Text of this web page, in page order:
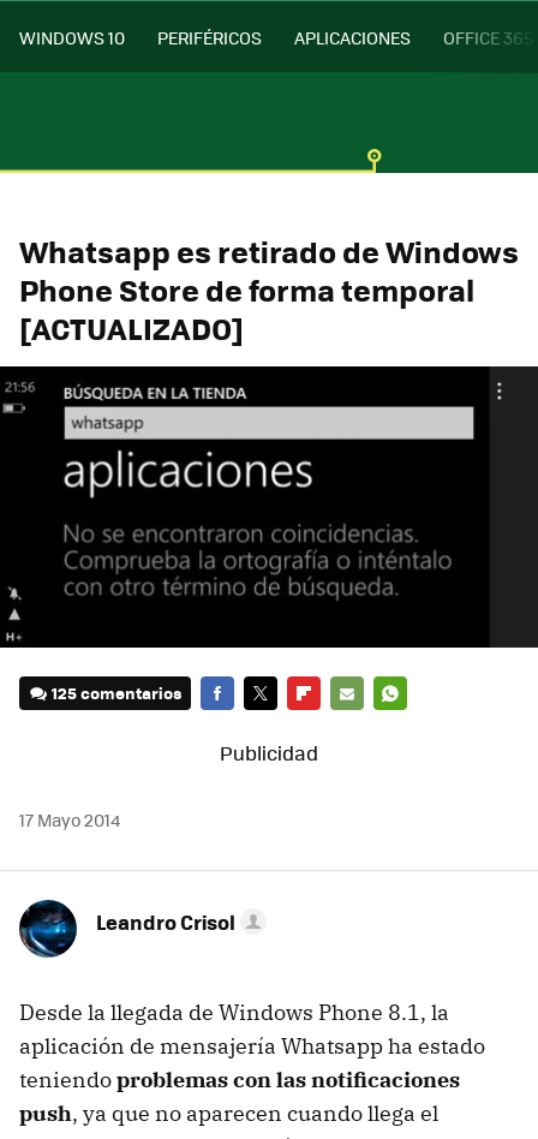
WINDOWS 10 PERIFÉRICOS APLICACIONES OFFICE 365
Whatsapp es retirado de Windows
Phone Store de forma temporal
[ACTUALIZADO]
125 comentarios
17 Mayo 2014
Leandro Crisol
Desde la llegada de Windows Phone 8.1, la
aplicación de mensajería Whatsapp ha estado
teniendoproblemas con las notificaciones
push, ya que no aparecen cuando llega el